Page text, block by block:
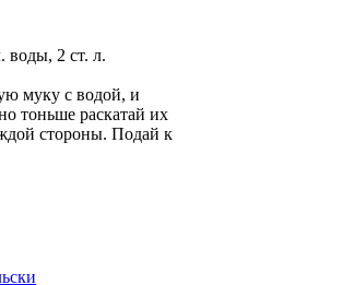
воды, 2 ст. л.
муку с водой, и
тоньше раскатай их
стороны. Подай к